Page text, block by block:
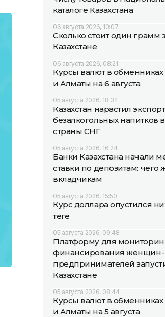
каталоге Казахстана
06 августа 2026, 10:07
Сколько стоит один грамм
Казахстане
06 августа 2026, 08:21
Курсы валют в обменниках
и Алматы на 6 августа
05 августа 2026, 18:34
Казахстан нарастил экспорт
безалкогольных напитков в
страны СНГ
05 августа 2026, 16:24
Банки Казахстана начали
ставки по депозитам: чего
вкладчикам
05 августа 2026, 15:50
Курс доллара опустился
теңге
05 августа 2026, 09:48
Платформу для
финансирования женщин-
предпринимателей
Казахстане
05 августа 2026, 08:44
Курсы валют в обменниках
и Алматы на 5 августа